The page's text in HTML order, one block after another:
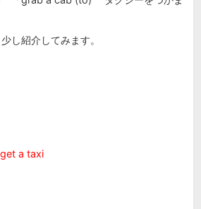
し紹介してみます。
get a taxi